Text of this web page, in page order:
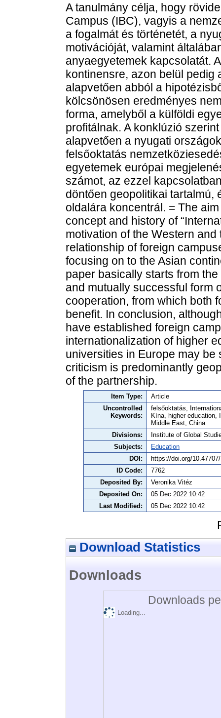
A tanulmány célja, hogy
Campus (IBC), vagyis a
a fogalmát és történetét, a
motivációját, valamint
anyaegyetemek kapcsolatát.
kontinensre, azon belül pedig
alapvetően abból a
kölcsönösen eredményes
forma, amelyből a külföldi
profitálnak. A konklúzió
alapvetően a nyugati
felsőoktatás
egyetemek európai
számot, az ezzel
döntően geopolitikai tartalmú,
oldalára koncentrál. = The
concept and history of
motivation of the Western
relationship of foreign
focusing on to the Asian
paper basically starts from
and mutually successful form
cooperation, from which both
benefit. In conclusion,
have established foreign
internationalization of higher
universities in Europe may
criticism is predominantly
of the partnership.
Item Type:
Article
Uncontrolled
Keywords:
felsőoktatás,
Kína, higher education,
Middle East, China
Divisions:
Institute of Global
Subjects:
Education
DOI:
https://doi.org/
ID Code:
7762
Deposited By:
Veronika Vitéz
Deposited On:
05 Dec 2022 10:42
Last Modified:
05 Dec 2022 10:42
Download Statistics
Downloads
Downloads
Loading...